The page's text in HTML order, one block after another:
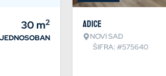
30 m2
JEDNOSOBAN
Adice
NOVI SAD
ŠIFRA: #575640